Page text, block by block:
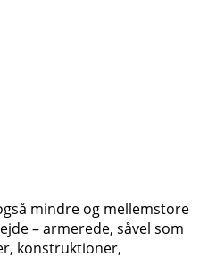
mindre og mellemstore
– armerede, såvel som
konstruktioner,